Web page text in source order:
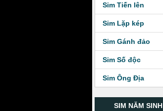
Sim Tiến lên
Sim Lặp kép
Sim Gánh đảo
Sim Số độc
Sim Ông Địa
SIM NĂM SINH